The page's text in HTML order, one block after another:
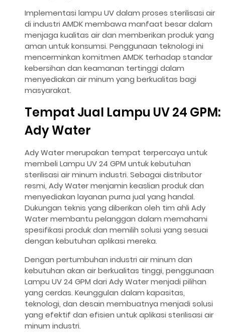
Implementasi lampu UV dalam proses sterilisasi air
di industri AMDK membawa manfaat besar dalam
menjaga kualitas air dan memberikan produk yang
aman untuk konsumsi. Penggunaan teknologi ini
mencerminkan komitmen AMDK terhadap standar
kebersihan dan keamanan tertinggi dalam
menyediakan air minum yang berkualitas bagi
masyarakat.
Tempat Jual Lampu UV 24 GPM:
Ady Water
Ady Water merupakan tempat terpercaya untuk
membeli Lampu UV 24 GPM untuk kebutuhan
sterilisasi air minum industri. Sebagai distributor
resmi, Ady Water menjamin keaslian produk dan
menyediakan layanan purna jual yang handal.
Dukungan teknis yang diberikan oleh tim ahli Ady
Water membantu pelanggan dalam memahami
spesifikasi produk dan memilih solusi yang sesuai
dengan kebutuhan aplikasi mereka.
Dengan pertumbuhan industri air minum dan
kebutuhan akan air berkualitas tinggi, penggunaan
Lampu UV 24 GPM dari Ady Water menjadi pilihan
yang cerdas. Keunggulan dalam kapasitas,
teknologi, dan desain membuatnya menjadi solusi
yang efektif dan efisien untuk aplikasi sterilisasi air
minum industri.